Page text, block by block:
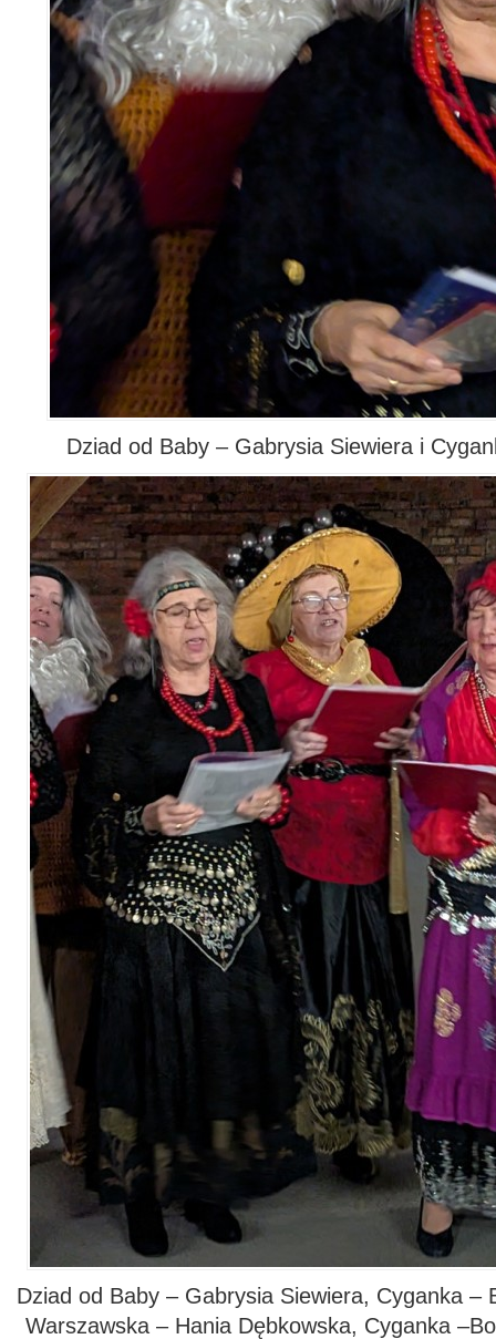
Dziad od Baby – Gabrysia Siewiera i
Dziad od Baby – Gabrysia Siewiera, Cyganka –
Warszawska – Hania Dębkowska, Cyganka